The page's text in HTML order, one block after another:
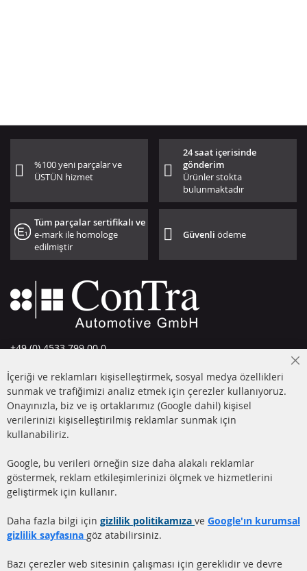
%100 yeni parçalar ve
ÜSTÜN hizmet
24 saat içerisinde
gönderim
Ürünler stokta
bulunmaktadır
Tüm parçalar sertifikalı ve
e-mark ile homologe
edilmiştir
Güvenliödeme
+49 (0) 4533 799 00 0
info@contra-automotive.de
facebook
instagram
HIZLI LİNKLER
(DPF)
DİZEL PARTİKÜL FİLTRESİ
KATALİZÖR (KAT)
MÜŞTERİ
Hakkımızda
Gönderim ücreti
İçeriği ve reklamları kişiselleştirmek, sosyal medya özellikleri
sunmak ve trafiğimizi analiz etmek için çerezler kullanıyoruz.
Onayınızla, biz ve iş ortaklarımız (Google dahil) kişisel
verilerinizi kişiselleştirilmiş reklamlar sunmak için
kullanabiliriz.
Google, bu verileri örneğin size daha alakalı reklamlar
göstermek, reklam etkileşimlerinizi ölçmek ve hizmetlerini
geliştirmek için kullanır.
Daha fazla bilgi için gizlilik politikamıza ve Google'ın kurumsal
gizlilik sayfasına göz atabilirsiniz.
Bazı çerezler web sitesinin çalışması için gereklidir ve devre